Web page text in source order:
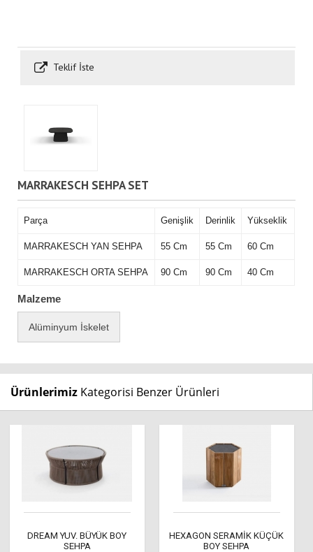
Teklif İste
MARRAKESCH SEHPA SET
Parça Genişlik Derinlik Yükseklik
MARRAKESCH YAN SEHPA 55 Cm 55 Cm 60 Cm
MARRAKESCH ORTA SEHPA 90 Cm 90 Cm 40 Cm
Malzeme
Alüminyum İskelet
Ürünlerimiz Kategorisi Benzer Ürünleri
DREAM YUV. BÜYÜK BOY
SEHPA
HEXAGON SERAMİK KÜÇÜK
BOY SEHPA